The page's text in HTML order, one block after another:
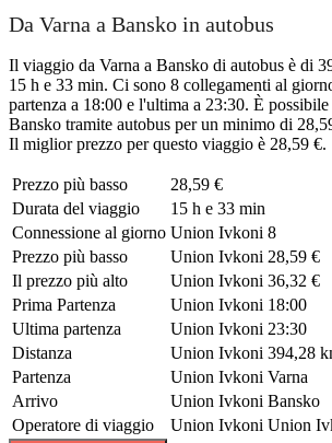
Da Varna a Bansko in autobus
Il viaggio da Varna a Bansko di autobus è di
15 h e 33 min. Ci sono 8 collegamenti al
partenza a 18:00 e l'ultima a 23:30. È
Bansko tramite autobus per un minimo di
Il miglior prezzo per questo viaggio è 28,59 €.
Prezzo più basso
28,59 €
Durata del viaggio
15 h e 33 min
Connessione al giorno Union Ivkoni 8
Prezzo più basso
Union Ivkoni 28,59 €
Il prezzo più alto
Union Ivkoni 36,32 €
Prima Partenza
Union Ivkoni 18:00
Ultima partenza
Union Ivkoni 23:30
Distanza
Union Ivkoni 394,28
Partenza
Union Ivkoni Varna
Arrivo
Union Ivkoni Bansko
Operatore di viaggio
Union Ivkoni Union
©CARTO, ©